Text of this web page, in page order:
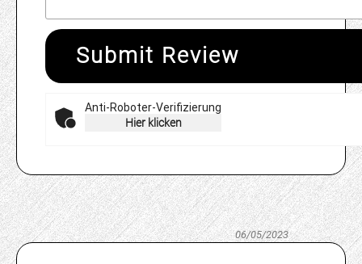
Submit Review
Anti-Roboter-Verifizierung
Hier klicken
06/05/2023